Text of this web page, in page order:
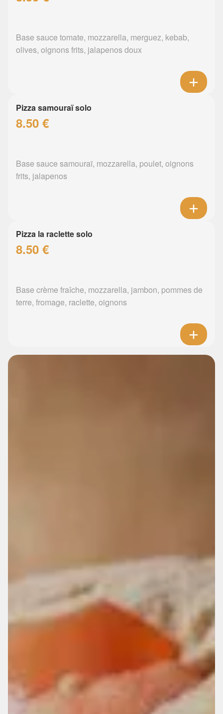
Base sauce tomate, mozzarella, merguez, kebab,
olives, oignons frits, jalapenos doux
Pizza samouraï solo
8.50 €
Base sauce samouraï, mozzarella, poulet, oignons
frits, jalapenos
Pizza la raclette solo
8.50 €
Base crème fraîche, mozzarella, jambon, pommes de
terre, fromage, raclette, oignons